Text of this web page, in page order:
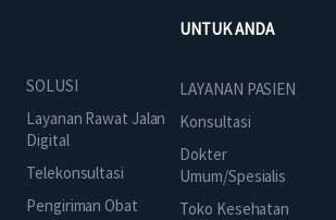
SOLUSI
Layanan Rawat Jalan
Digital
Telekonsultasi
Pengiriman Obat
UNTUK ANDA
LAYANAN PASIEN
Konsultasi
Dokter
Umum/Spesialis
Toko Kesehatan